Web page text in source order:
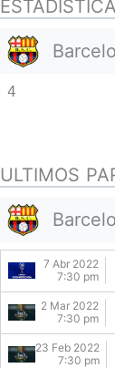
4
ULTIMOS
7 Abr 2022
7:30 pm
2 Mar 2022
7:30 pm
23 Feb 2022
7:30 pm